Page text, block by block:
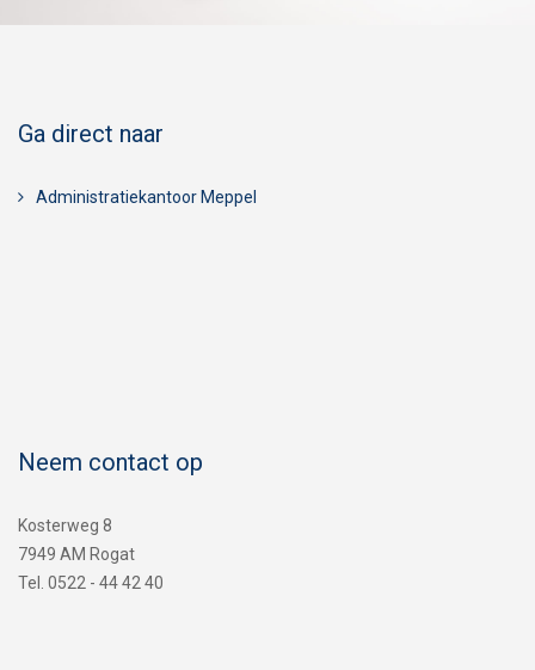
Ga direct naar
Administratiekantoor Meppel
Neem contact op
Kosterweg 8
7949 AM Rogat
Tel. 0522 - 44 42 40